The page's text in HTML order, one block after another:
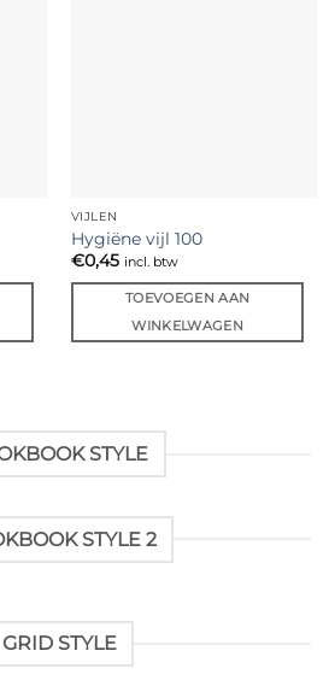
VIJLEN
Hygiëne vijl 100
€0,45 incl. btw
TOEVOEGEN AAN
WINKELWAGEN
STYLE
STYLE 2
GRID STYLE